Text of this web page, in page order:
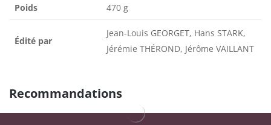
Poids 470 g
Édité par
Jean-Louis GEORGET, Hans STARK,
Jérémie THÉROND, Jérôme VAILLANT
Recommandations